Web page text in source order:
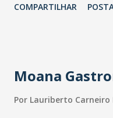
entrevista - caliente -
em Compasso, o dernier
COMPARTILHAR
Moana
Por Lauriberto Carneiro